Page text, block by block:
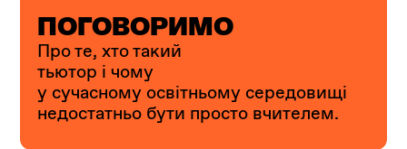
ПОГОВОРИМО
Про те, хто такий
тьютор і чому
у сучасному освітньому середовищі
недостатньо бути просто вчителем.